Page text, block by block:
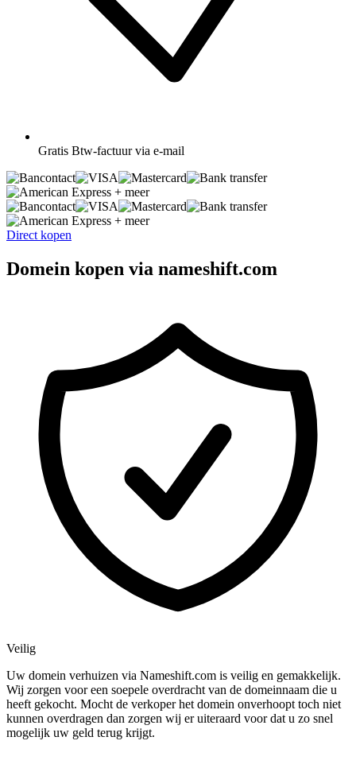
Gratis Btw-factuur via e-mail
+ meer
+ meer
Direct kopen
Domein kopen via nameshift.com
Veilig
Uw domein verhuizen via Nameshift.com is veilig en gemakkelijk.
Wij zorgen voor een soepele overdracht van de domeinnaam die u
heeft gekocht. Mocht de verkoper het domein onverhoopt toch niet
kunnen overdragen dan zorgen wij er uiteraard voor dat u zo snel
mogelijk uw geld terug krijgt.